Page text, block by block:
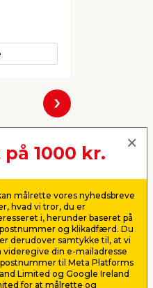
Næste
1000 kr.
målrette vores nyhedsbreve
hvad vi tror, du er
i, herunder baseret på
og klikadfærd. Du
derudover samtykke til, at vi
videregive din e-mailadresse
til Meta Platforms
Limited og Google Ireland
for at målrette og